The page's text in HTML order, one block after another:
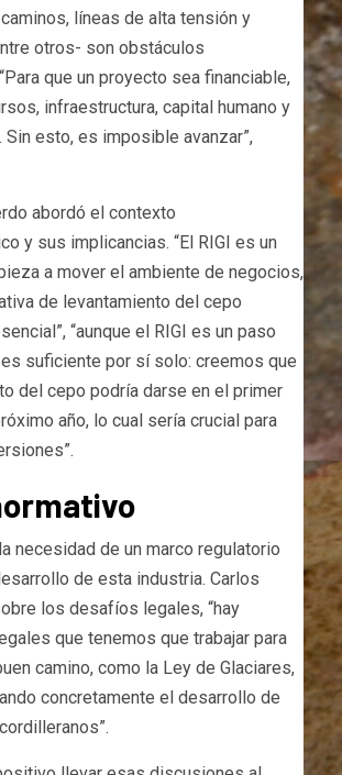
líneas de alta tensión y
otros- son obstáculos
que un proyecto sea financiable,
infraestructura, capital humano y
Sin esto, es imposible avanzar”,
abordó el contexto
y sus implicancias. “El RIGI es un
a mover el ambiente de negocios,
de levantamiento del cepo
“aunque el RIGI es un paso
suficiente por sí solo: creemos que
del cepo podría darse en el primer
año, lo cual sería crucial para
necesidad de un marco regulatorio
de esta industria. Carlos
los desafíos legales, “hay
que tenemos que trabajar para
camino, como la Ley de Glaciares,
concretamente el desarrollo de